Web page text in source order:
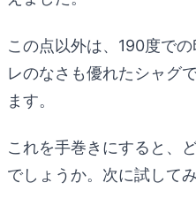
この点以外は、190度で
レのなさも優れたシャグ
ます。
これを手巻きにすると、
でしょうか。次に試して